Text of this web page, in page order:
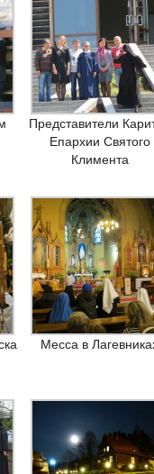
Представители
Епархии Святого
Климента
Месса в